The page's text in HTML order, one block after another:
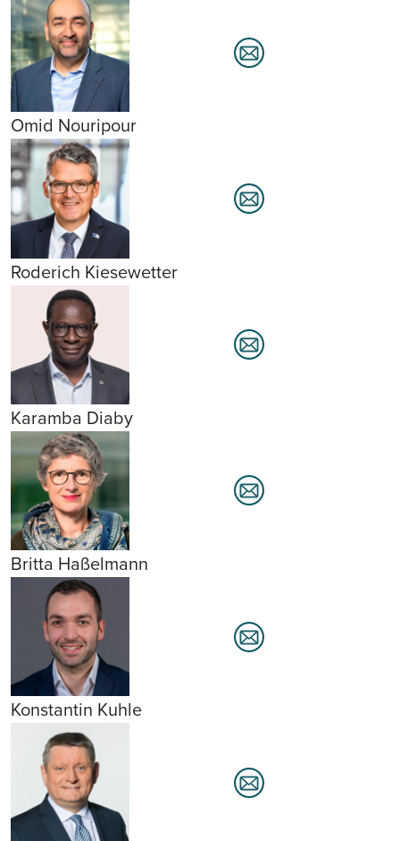
Omid Nouripour
Roderich Kiesewetter
Karamba Diaby
Britta Haßelmann
Konstantin Kuhle